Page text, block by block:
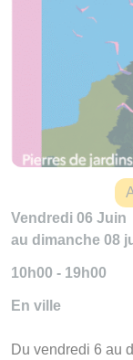
Vendredi 06 Juin
au dimanche 08
10h00 - 19h00
En ville
Du vendredi 6 au